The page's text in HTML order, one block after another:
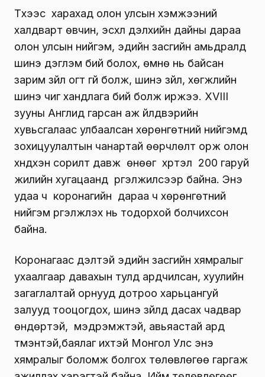
Түүхээс харахад олон улсын хэмжээ­ний
халдварт өвчин, эсхүл дэлхийн дайны дараа
олон улсын нийгэм, эдийн засгийн амьдралд
шинэ дэглэм бий болох, өмнө нь байсан
зарим зүйл огт үгүй болж, шинэ зүйл, хөгжлийн
шинэ чиг хандлага бий болж иржээ. XVIII
зууны Англид гарсан аж үйлдвэрийн
хувьсгалаас улбаалсан хөрөнгөтний нийгэмд
зохицуулалтын чанартай өөрчлөлт орж олон
хүндхэн сорилт давж өнөөг хүртэл 200 гаруй
жилийн хугацаанд үргэлжилсээр байна. Энэ
удаа ч коронагийн дараа ч хөрөнгөт­ний
нийгэм үргэлжлэх нь тодорхой болчих­сон
байна.
Коронагаас үүдэлтэй эдийн зас­гийн хям­ралыг
ухаалгаар давахын тулд ард­чил­сан, хуулийн
загаглалтай ор­нууд дотроо харьцангуй
залууд тооцогдох, шинэ зүйлд дасах чадвар
өндөртэй, мэдрэмжтэй, авьяастай ард
түмэнтэй,баялаг ихтэй Монгол Улс энэ
хямралыг боломж болгох төлөвлөгөө гаргаж